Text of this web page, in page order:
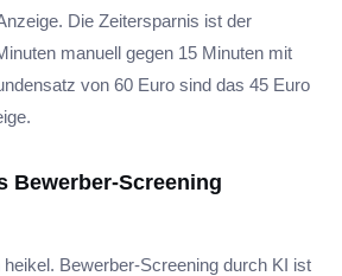
Die Zeitersparnis ist der
manuell gegen 15 Minuten mit
von 60 Euro sind das 45 Euro
Bewerber-Screening
Bewerber-Screening durch KI ist